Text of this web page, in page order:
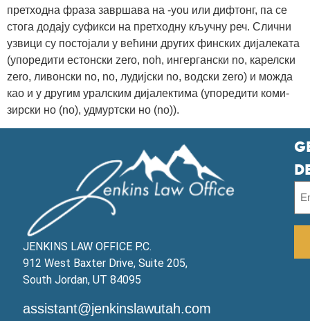
претходна фраза завршава на -you или дифтонг, па се
стога додају суфикси на претходну кључну реч. Слични
узвици су постојали у већини других финских дијалеката
(упоредити естонски zero, noh, ингергански no, карелски
zero, ливонски no, no, лудијски no, водски zero) и можда
као и у другим уралским дијалектима (упоредити коми-
зирски но (no), удмуртски но (no)).
JENKINS LAW OFFICE P.C.
912 West Baxter Drive, Suite 205,
South Jordan, UT 84095
assistant@jenkinslawutah.com